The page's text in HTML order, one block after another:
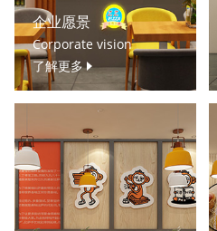
企业愿景
Corporate vision
了解更多